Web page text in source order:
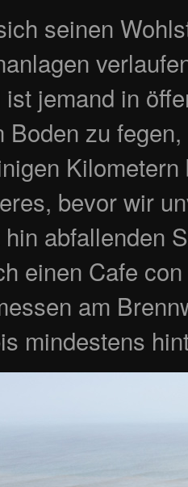
seinen
jemand in
Boden zu
bevor wir
abfallenden
einen Cafe
am
mindestens